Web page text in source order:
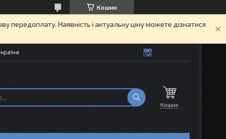
Кошик
передоплату. Наявність і актуальну ціну можете дізнатися
Кошик